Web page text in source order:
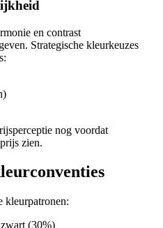
en contrast
Strategische kleurkeuzes
nog voordat
zien.
kleurpatronen:
(30%)